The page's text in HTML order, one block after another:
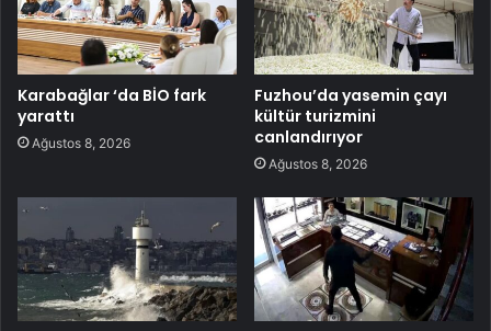
Karabağlar ‘da BİO fark
yarattı
Ağustos 8, 2026
Fuzhou’da yasemin çayı
kültür turizmini
canlandırıyor
Ağustos 8, 2026